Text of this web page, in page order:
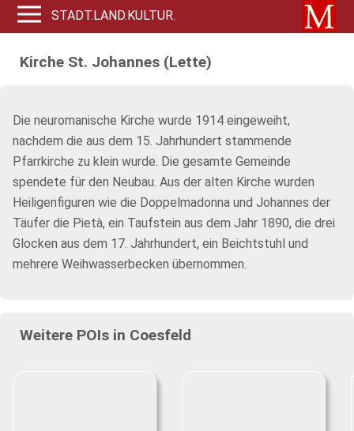
STADT.LAND.KULTUR.
Kirche St. Johannes (Lette)
Die neuromanische Kirche wurde 1914 eingeweiht,
nachdem die aus dem 15. Jahrhundert stammende
Pfarrkirche zu klein wurde. Die gesamte Gemeinde
spendete für den Neubau. Aus der alten Kirche wurden
Heiligenfiguren wie die Doppelmadonna und Johannes der
Täufer die Pietà, ein Taufstein aus dem Jahr 1890, die drei
Glocken aus dem 17. Jahrhundert, ein Beichtstuhl und
mehrere Weihwasserbecken übernommen.
Weitere POIs in Coesfeld